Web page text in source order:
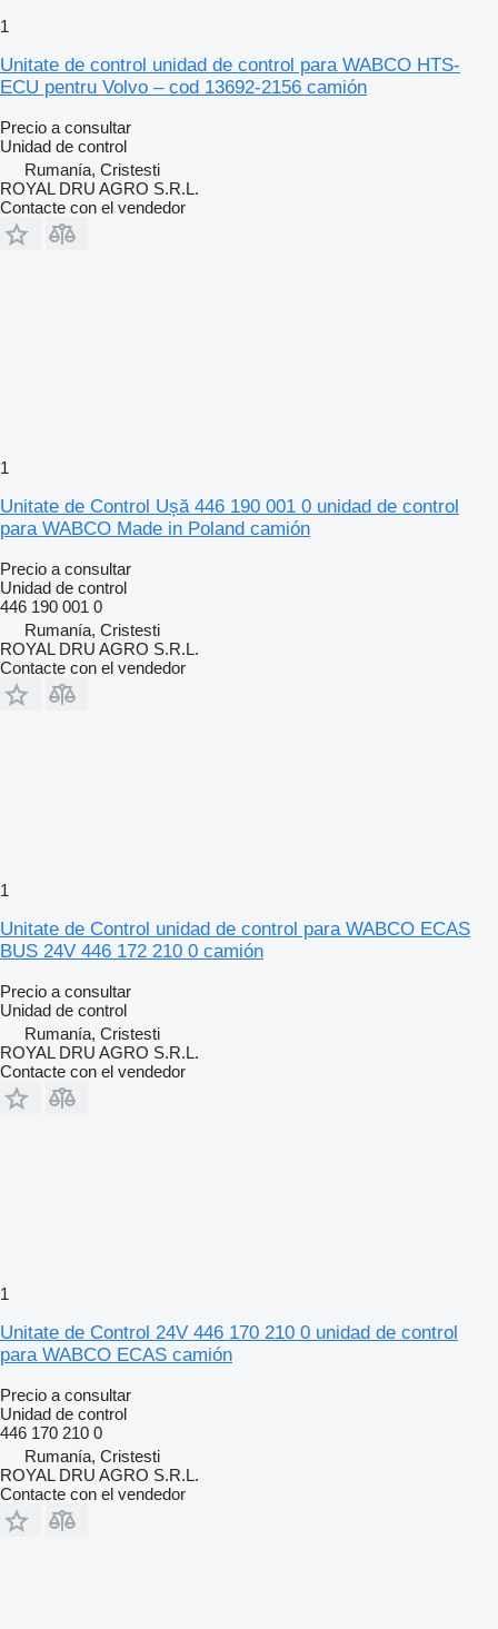
1
Unitate de control unidad de control para WABCO HTS-
ECU pentru Volvo – cod 13692-2156 camión
Precio a consultar
Unidad de control
Rumanía, Cristesti
ROYAL DRU AGRO S.R.L.
Contacte con el vendedor
1
Unitate de Control Ușă 446 190 001 0 unidad de control
para WABCO Made in Poland camión
Precio a consultar
Unidad de control
446 190 001 0
Rumanía, Cristesti
ROYAL DRU AGRO S.R.L.
Contacte con el vendedor
1
Unitate de Control unidad de control para WABCO ECAS
BUS 24V 446 172 210 0 camión
Precio a consultar
Unidad de control
Rumanía, Cristesti
ROYAL DRU AGRO S.R.L.
Contacte con el vendedor
1
Unitate de Control 24V 446 170 210 0 unidad de control
para WABCO ECAS camión
Precio a consultar
Unidad de control
446 170 210 0
Rumanía, Cristesti
ROYAL DRU AGRO S.R.L.
Contacte con el vendedor